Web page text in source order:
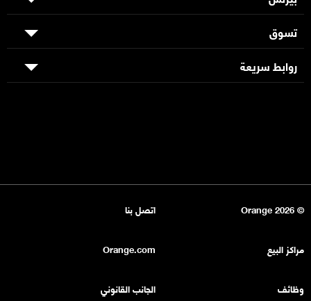
تسوق
روابط سريعة
© Orange 2026 اتصل بنا
مراكز البيع Orange.com
وظائف الجانب القانوني